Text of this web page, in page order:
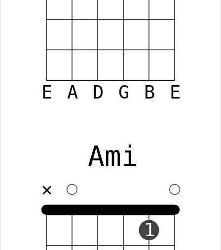
E A D G B E
Ami
✕
1